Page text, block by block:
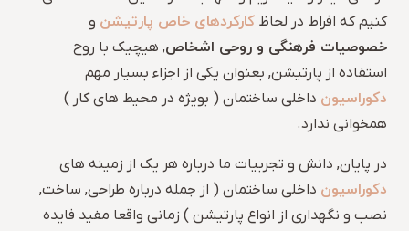
کنیم که افراط در لحاظ کارکردهای خاص پارتیشن و
خصوصیات فرهنگی و روحی اشخاص, هیچیک با روح
استفاده از پارتیشن, بعنوان یکی از اجزاء بسیار مهم
دکوراسیون داخلی ساختمان ( بویژه در محیط های کار )
همخوانی ندارد.
در پایان, دانش و تجربیات ما درباره هر یک از زمینه های
دکوراسیون داخلی ساختمان ( از جمله درباره طراحی, ساخت,
نصب و نگهداری از انواع پارتیشن ) زمانی واقعا مفید فایده